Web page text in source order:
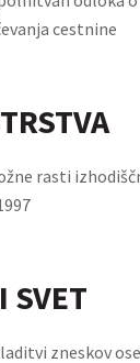
cestnine
rasti
SVET
zneskov